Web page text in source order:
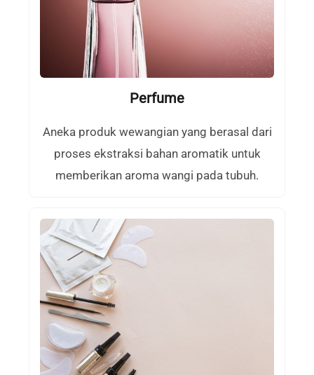
Perfume
Aneka produk wewangian yang berasal dari
proses ekstraksi bahan aromatik untuk
memberikan aroma wangi pada tubuh.